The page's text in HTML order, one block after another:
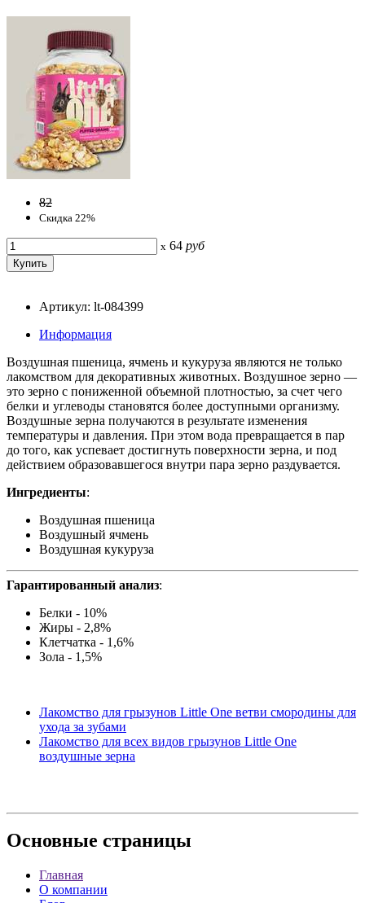
82
Скидка 22%
x 64 руб
Артикул: lt-084399
Информация
Воздушная пшеница, ячмень и кукуруза являются не только
лакомством для декоративных животных. Воздушное зерно —
это зерно с пониженной объемной плотностью, за счет чего
белки и углеводы становятся более доступными организму.
Воздушные зерна получаются в результате изменения
температуры и давления. При этом вода превращается в пар
до того, как успевает достигнуть поверхности зерна, и под
действием образовавшегося внутри пара зерно раздувается.
Ингредиенты:
Воздушная пшеница
Воздушный ячмень
Воздушная кукуруза
Гарантированный анализ:
Белки - 10%
Жиры - 2,8%
Клетчатка - 1,6%
Зола - 1,5%
Лакомство для грызунов Little One ветви смородины для
ухода за зубами
Лакомство для всех видов грызунов Little One
воздушные зерна
Основные страницы
Главная
О компании